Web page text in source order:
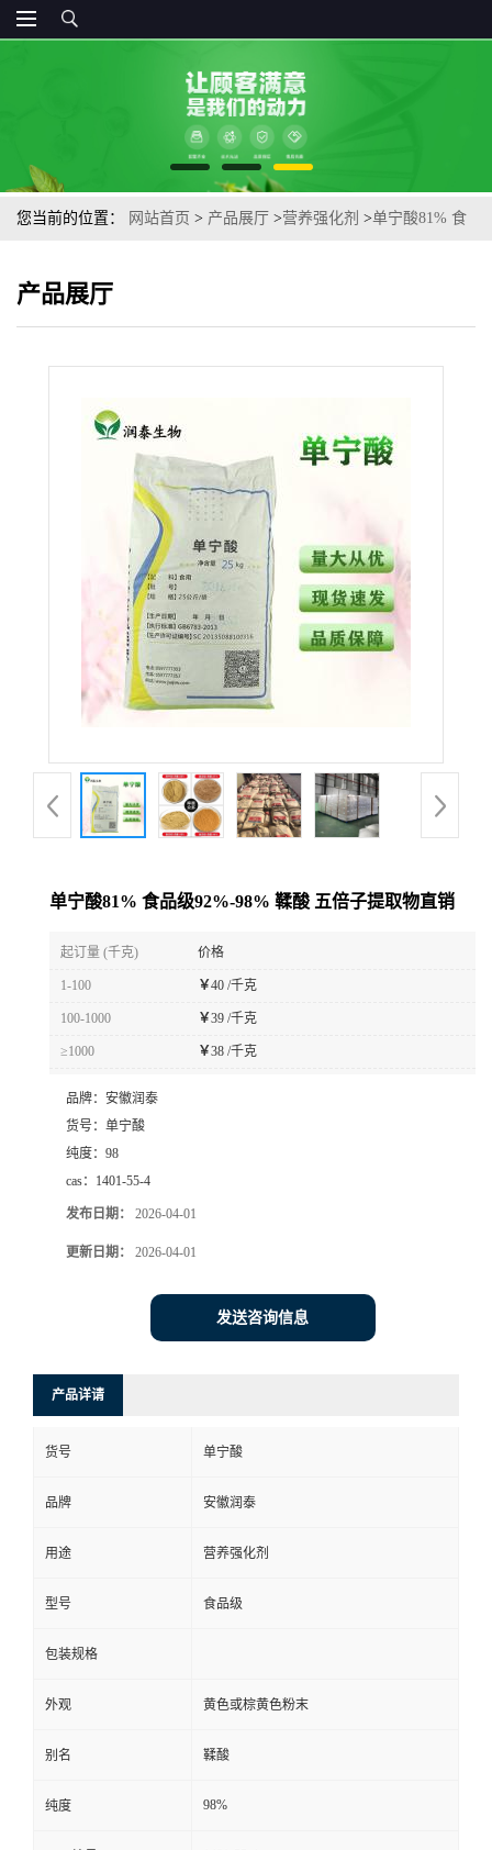
您当前的位置： 网站首页 > 产品展厅 >营养强化剂 >单宁酸81% 食
产品展厅
单宁酸81% 食品级92%-98% 鞣酸 五倍子提取物直销
起订量 (千克) 价格
1-100 ￥40 /千克
100-1000 ￥39 /千克
≥1000 ￥38 /千克
品牌： 安徽润泰
货号： 单宁酸
纯度： 98
cas： 1401-55-4
发布日期： 2026-04-01
更新日期： 2026-04-01
发送咨询信息
产品详请
货号 单宁酸
品牌 安徽润泰
用途 营养强化剂
型号 食品级
包装规格
外观 黄色或棕黄色粉末
别名 鞣酸
纯度 98%